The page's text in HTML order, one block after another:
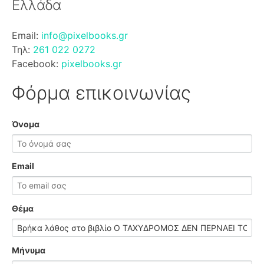
Ελλάδα
Email: info@pixelbooks.gr
Τηλ: 261 022 0272
Facebook: pixelbooks.gr
Φόρμα επικοινωνίας
Όνομα
Email
Θέμα
Μήνυμα